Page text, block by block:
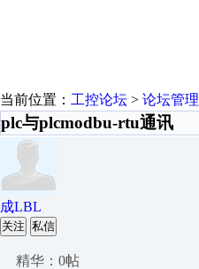
当前位置： 工控论坛 > 论坛管理
plc与plcmodbu-rtu通讯
成LBL
关注 私信
精华：0帖